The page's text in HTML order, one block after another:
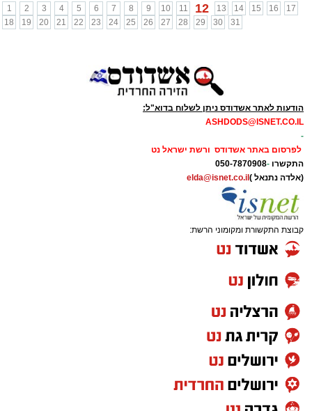
1
2 3 4 5 6 7 8 9 10 11 12 13 14 15 16
17
18
19 20 21 22 23 24 25 26 27 28 29 30 31
הודעות לאתר אשדודס ניתן לשלוח בדוא"ל:
ASHDODS@ISNET.CO.IL
-
לפרסום באתר אשדודס ורשת ישראל נט
התקשרו -
050-7870908
(אלדה נתנאל ) elda@isnet.co.il
קבוצת התקשורת ומקומוני הרשת: